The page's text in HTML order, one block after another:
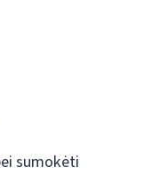
sumokėti